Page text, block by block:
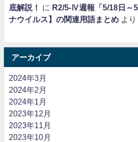
底解説！
に R2/5-Ⅳ週報「5/18日～
ナウイルス】の関連用語まとめ より
アーカイブ
2024年3月
2024年2月
2024年1月
2023年12月
2023年11月
2023年10月